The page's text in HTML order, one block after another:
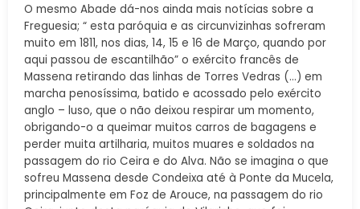
O mesmo Abade dá-nos ainda mais notícias sobre a
Freguesia; “ esta paróquia e as circunvizinhas sofreram
muito em 1811, nos dias, 14, 15 e 16 de Março, quando por
aqui passou de escantilhão” o exército francês de
Massena retirando das linhas de Torres Vedras (…) em
marcha penosíssima, batido e acossado pelo exército
anglo – luso, que o não deixou respirar um momento,
obrigando-o a queimar muitos carros de bagagens e
perder muita artilharia, muitos muares e soldados na
passagem do rio Ceira e do Alva. Não se imagina o que
sofreu Massena desde Condeixa até à Ponte da Mucela,
principalmente em Foz de Arouce, na passagem do rio